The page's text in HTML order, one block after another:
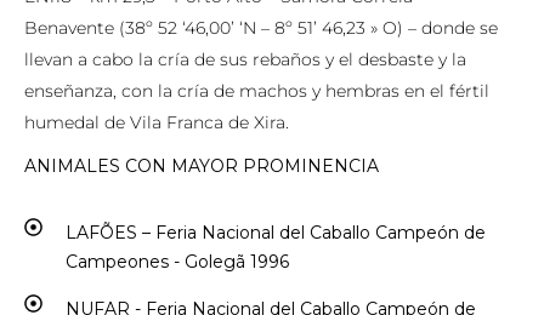
Benavente (38º 52 ‘46,00’ ‘N – 8º 51’ 46,23 » O) – donde se
llevan a cabo la cría de sus rebaños y el desbaste y la
enseñanza, con la cría de machos y hembras en el fértil
humedal de Vila Franca de Xira.
ANIMALES CON MAYOR PROMINENCIA
LAFÕES – Feria Nacional del Caballo Campeón de
Campeones - Golegã 1996
NUFAR - Feria Nacional del Caballo Campeón de